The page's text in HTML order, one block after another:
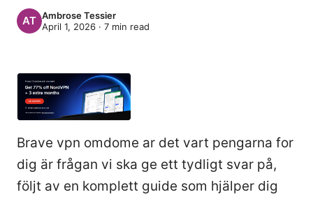
Ambrose Tessier
April 1, 2026 · 7 min read
Brave vpn omdome ar det vart pengarna for
dig är frågan vi ska ge ett tydligt svar på,
följt av en komplett guide som hjälper dig